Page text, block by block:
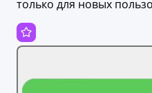
только для новых